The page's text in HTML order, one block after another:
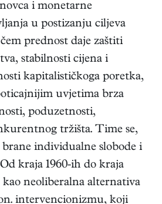
i monetarne
u postizanju ciljeva
prednost daje zaštiti
stabilnosti cijena i
kapitalističkoga poretka,
uvjetima brza
poduzetnosti,
tržišta. Time se,
individualne slobode i
kraja 1960-ih do kraja
kao neoliberalna alternativa
intervencionizmu, koji